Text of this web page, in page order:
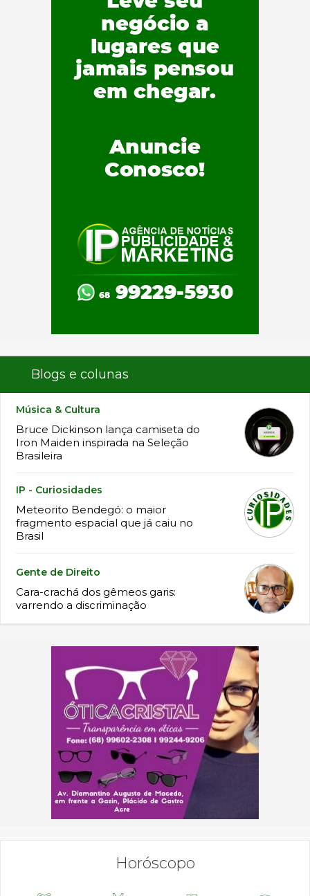
Blogs e colunas
Música & Cultura
Bruce Dickinson lança camiseta do
Iron Maiden inspirada na Seleção
Brasileira
IP - Curiosidades
Meteorito Bendegó: o maior
fragmento espacial que já caiu no
Brasil
Gente de Direito
Cara-crachá dos gêmeos garis:
varrendo a discriminação
Horóscopo